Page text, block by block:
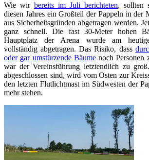
Wie wir bereits im Juli berichteten, sollten
diesen Jahres ein Großteil der Pappeln in der
aus Sicherheitsgründen abgetragen werden.
ganz schnell. Die fast 30-Meter hohen
Hauptplatz der Arena wurde am
vollständig abgetragen. Das Risiko, dass
oder gar umstürzende Bäumenoch Personen
war der Vereinsführung letztendlich zu
abgeschlossen sind, wird vom Osten zur
den letzten Flutlichtmast im Südwesten der
mehr stehen.